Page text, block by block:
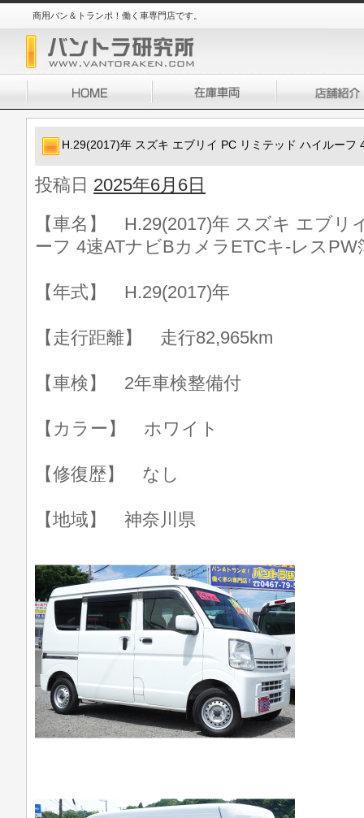
商用バン＆トランポ！働く車専門店です。
H.29(2017)年 スズキ エブリイ PC リミテッド ハイルーフ
投稿日 2025年6月6日
【車名】 H.29(2017)年 スズキ エブリ
ーフ 4速ATナビBカメラETCキ-レスPW
【年式】 H.29(2017)年
【走行距離】 走行82,965km
【車検】 2年車検整備付
【カラー】 ホワイト
【修復歴】 なし
【地域】 神奈川県